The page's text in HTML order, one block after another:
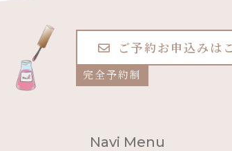
ご予約お申込みは
完全予約制
Navi Menu